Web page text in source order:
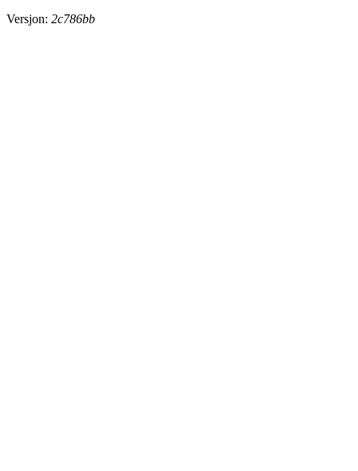
Versjon: 2c786bb